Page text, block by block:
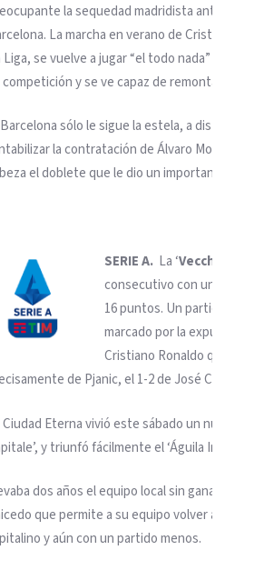
la sequedad madridista ante la meta
La marcha en verano de Cristiano
Liga, se vuelve a jugar “el todo nada” a la Liga
y se ve capaz de remontar el 1-2 de
sólo le sigue la estela, a distancia aún
la contratación de Álvaro Morata. El ex
el doblete que le dio un importante triunfo
SERIE A. La ‘Vecchia Signora
consecutivo con un triunfo en
16 puntos. Un partido con
marcado por la expulsión del
Cristiano Ronaldo que lanzó
de Pjanic, el 1-2 de José Callejón, y
Ciudad Eterna vivió este sábado un nuevo
y triunfó fácilmente el ‘Águila Imperial’
dos años el equipo local sin ganar el
que permite a su equipo volver a soñar
y aún con un partido menos.